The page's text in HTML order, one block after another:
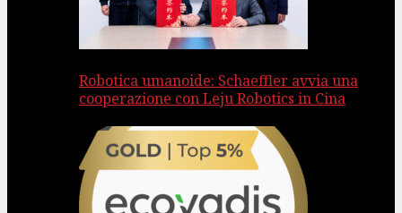
Robotica umanoide: Schaeffler avvia una
cooperazione con Leju Robotics in Cina